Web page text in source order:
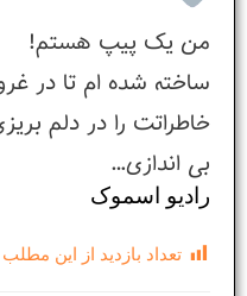
من یک پیپ هستم!
ساخته شده ام تا در
خاطراتت را در دلم
بی اندازی…
رادیو اسموک
تعداد بازدید از این